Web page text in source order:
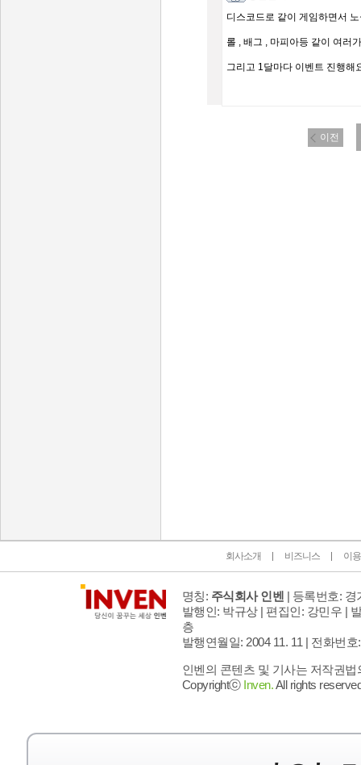
디스코드로 같이 게임하면서
롤 , 배그 , 마피아등 같이 여러
그리고 1달마다 이벤트 진행해
이전
회사소개 비즈니스 이
명칭: 주식회사 인벤 | 등록번호: 경
발행인: 박규상 | 편집인: 강민우 |
층
발행연월일: 2004 11. 11 | 전화번호
인벤의 콘텐츠 및 기사는 저작권
Copyrightⓒ Inven.All rights